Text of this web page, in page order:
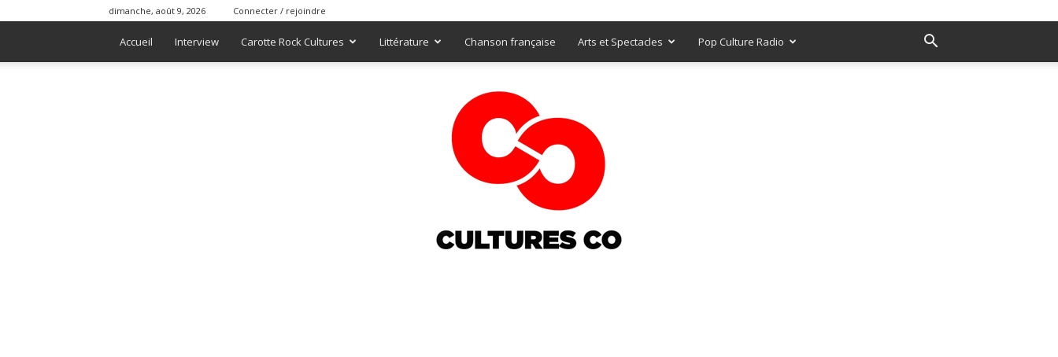
dimanche, août 9, 2026 Connecter / rejoindre
Accueil Interview Carotte Rock Cultures Littérature Chanson française Arts et Spectacles Pop Culture Radio